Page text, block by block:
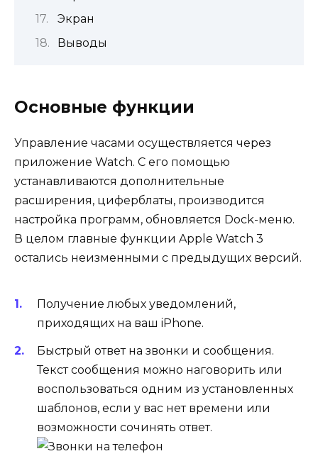
Экран
Выводы
Основные функции
Управление часами осуществляется через
приложение Watch. С его помощью
устанавливаются дополнительные
расширения, циферблаты, производится
настройка программ, обновляется Dock-меню.
В целом главные функции Apple Watch 3
остались неизменными с предыдущих версий.
Получение любых уведомлений,
приходящих на ваш iPhone.
Быстрый ответ на звонки и сообщения.
Текст сообщения можно наговорить или
воспользоваться одним из установленных
шаблонов, если у вас нет времени или
возможности сочинять ответ.